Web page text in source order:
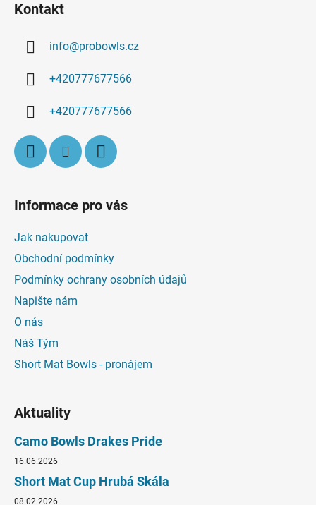
Kontakt
info@probowls.cz
+420777677566
+420777677566
Informace pro vás
Jak nakupovat
Obchodní podmínky
Podmínky ochrany osobních údajů
Napište nám
O nás
Náš Tým
Short Mat Bowls - pronájem
Aktuality
Camo Bowls Drakes Pride
16.06.2026
Short Mat Cup Hrubá Skála
08.02.2026